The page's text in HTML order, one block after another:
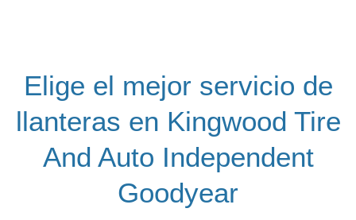
Elige el mejor servicio de
llanteras en Kingwood Tire
And Auto Independent
Goodyear